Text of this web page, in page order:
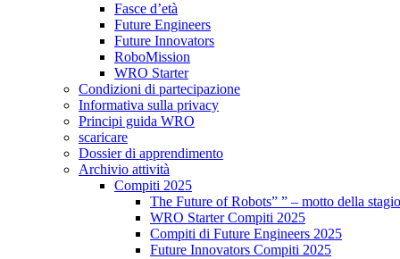
Fasce d’età
Future Engineers
Future Innovators
RoboMission
WRO Starter
Condizioni di partecipazione
Informativa sulla privacy
Principi guida WRO
scaricare
Dossier di apprendimento
Archivio attività
Compiti 2025
The Future of Robots” ” – motto della
WRO Starter Compiti 2025
Compiti di Future Engineers 2025
Future Innovators Compiti 2025